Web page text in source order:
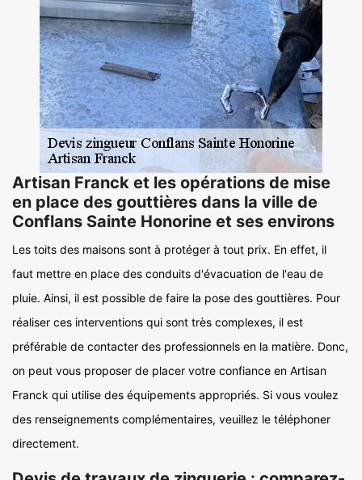
Artisan Franck et les opérations de mise
en place des gouttières dans la ville de
Conflans Sainte Honorine et ses environs
Les toits des maisons sont à protéger à tout prix. En effet, il
faut mettre en place des conduits d'évacuation de l'eau de
pluie. Ainsi, il est possible de faire la pose des gouttières. Pour
réaliser ces interventions qui sont très complexes, il est
préférable de contacter des professionnels en la matière. Donc,
on peut vous proposer de placer votre confiance en Artisan
Franck qui utilise des équipements appropriés. Si vous voulez
des renseignements complémentaires, veuillez le téléphoner
directement.